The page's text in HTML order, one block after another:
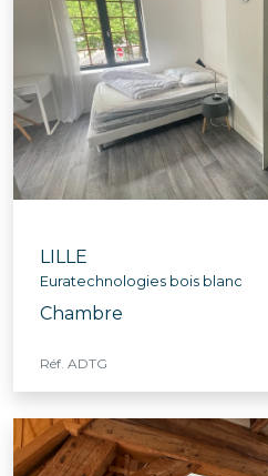
LILLE
Euratechnologies bois blanc
Chambre
Réf. ADTG